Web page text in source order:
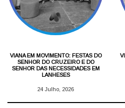
VIANA EM MOVIMENTO: FESTAS DO
SENHOR DO CRUZEIRO E DO
SENHOR DAS NECESSIDADES EM
LANHESES
24 Julho, 2026